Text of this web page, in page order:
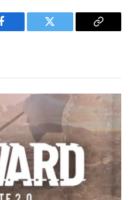
Facebook Twitter
Copy